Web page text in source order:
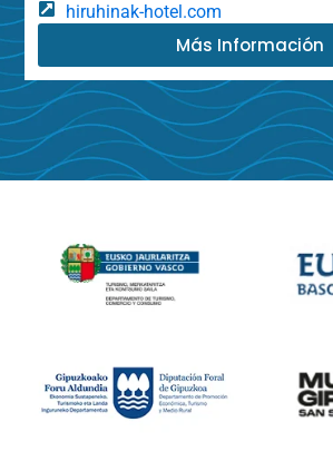
hiruhinak-hotel.com
Más Información